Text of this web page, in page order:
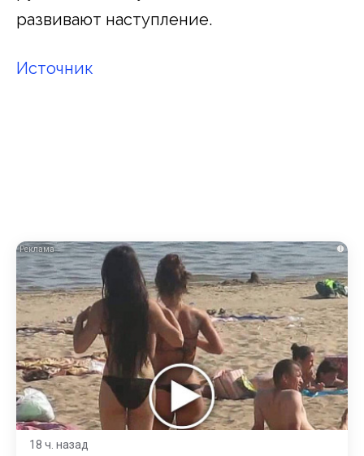
развивают наступление.
Источник
i
18 ч. назад